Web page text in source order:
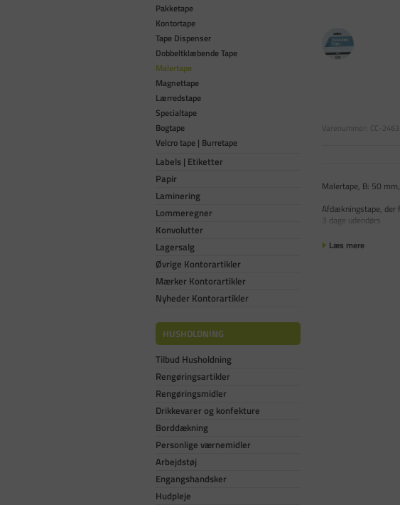
Pakketape
Kontortape
Tape Dispenser
Dobbeltklæbende Tape
Malertape
Magnettape
Lærredstape
Specialtape
Bogtape
Velcro tape | Burretape
Labels | Etiketter
Papir
Laminering
Lommeregner
Konvolutter
Lagersalg
Øvrige Kontorartikler
Mærker Kontorartikler
Nyheder Kontorartikler
HUSHOLDNING
Tilbud Husholdning
Rengøringsartikler
Rengøringsmidler
Drikkevarer og konfekture
Borddækning
Personlige værnemidler
Arbejdstøj
Engangshandsker
Hudpleje
Varenummer: CC-
Malertape, B: 50
Afdækningstape, der
3 dage udendørs
Læs mere